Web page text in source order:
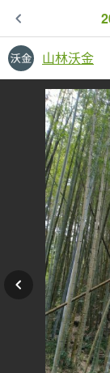
山林沃金